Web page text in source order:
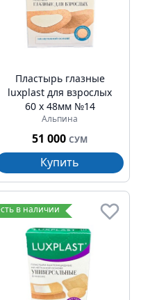
Пластырь глазные
luxplast для взрослых
60 х 48мм №14
Альпина
51 000 СУМ
Купить
в наличии